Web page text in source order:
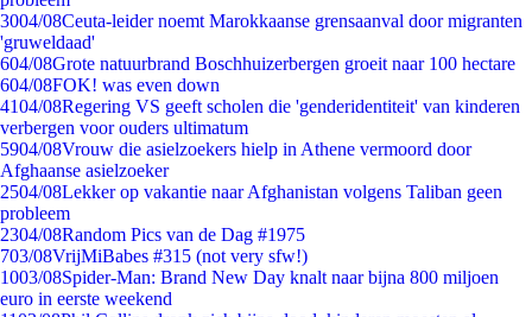
3004/08Ceuta-leider noemt Marokkaanse grensaanval door migranten
'gruweldaad'
604/08Grote natuurbrand Boschhuizerbergen groeit naar 100 hectare
604/08FOK! was even down
4104/08Regering VS geeft scholen die 'genderidentiteit' van kinderen
verbergen voor ouders ultimatum
5904/08Vrouw die asielzoekers hielp in Athene vermoord door
Afghaanse asielzoeker
2504/08Lekker op vakantie naar Afghanistan volgens Taliban geen
probleem
2304/08Random Pics van de Dag #1975
703/08VrijMiBabes #315 (not very sfw!)
1003/08Spider-Man: Brand New Day knalt naar bijna 800 miljoen
euro in eerste weekend